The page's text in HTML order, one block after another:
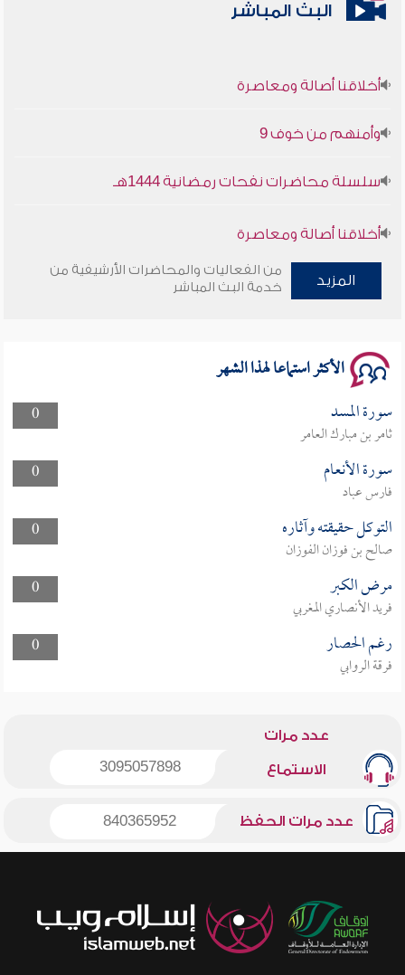
البث المباشر
أخلاقنا أصالة ومعاصرة
وأمنهم من خوف 9
سلسلة محاضرات نفحات رمضانية 1444هـ
أخلاقنا أصالة ومعاصرة
وأمنهم من خوف 9
المزيد
من الفعاليات والمحاضرات الأرشيفية من
خدمة البث المباشر
الأكثر استماعا لهذا الشهر
0 سورة المسد
ثامر بن مبارك العامر
0
سورة الأنعام
فارس عباد
0
التوكل حقيقته وآثاره
صالح بن فوزان الفوزان
0
مرض الكبر
فريد الأنصاري المغربي
0
رغم الحصار
فرقة الروابي
عدد مرات
الاستماع 3095057898
عدد مرات الحفظ 840365952